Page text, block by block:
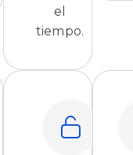
el
tiempo.